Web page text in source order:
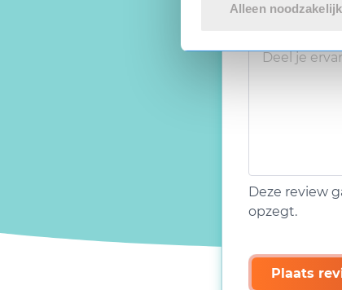
Alleen
Deze review
opzegt.
Plaats